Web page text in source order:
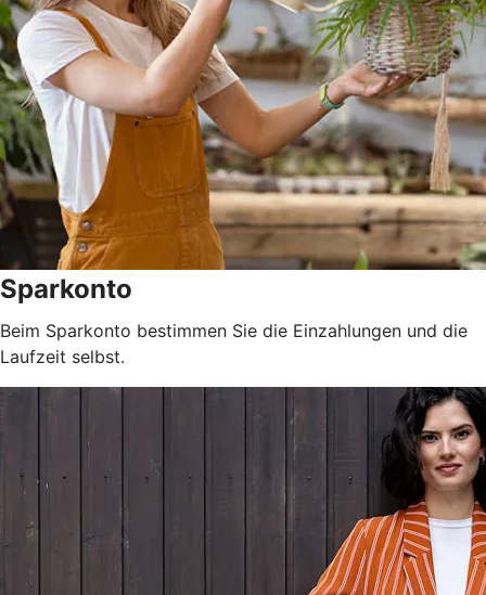
Sparkonto
Beim Sparkonto bestimmen Sie die Einzahlungen und die
Laufzeit selbst.